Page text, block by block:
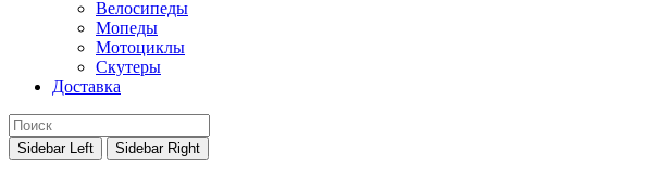
Велосипеды
Мопеды
Мотоциклы
Скутеры
Доставка
Sidebar Left Sidebar Right